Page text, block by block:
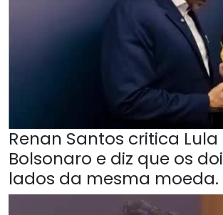
Renan Santos critica Lula
Bolsonaro e diz que os
lados da mesma moeda.